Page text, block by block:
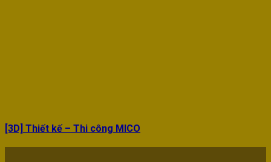
[3D] Thiết kế – Thi công MICO